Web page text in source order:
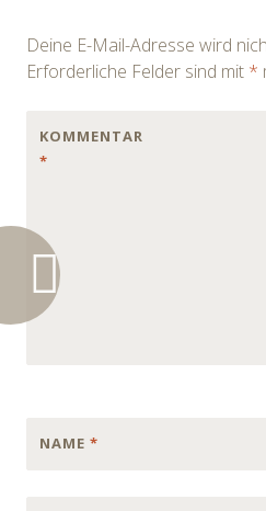
Deine E-Mail-Adresse wird
Erforderliche Felder sind mit *
KOMMENTAR
*
NAME *